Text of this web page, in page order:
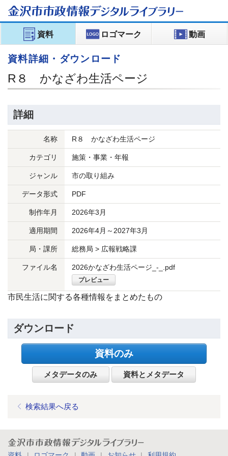
金沢市市政情報デジタルライブラリー
資料 ロゴマーク 動画
資料詳細・ダウンロード
R８ かなざわ生活ページ
詳細
名称 R８ かなざわ生活ページ
カテゴリ 施策・事業・年報
ジャンル 市の取り組み
データ形式 PDF
制作年月 2026年3月
適用期間 2026年4月～2027年3月
局・課所 総務局 > 広報戦略課
ファイル名 2026かなざわ生活ページ_-_.pdf
プレビュー
市民生活に関する各種情報をまとめたもの
ダウンロード
資料のみ
メタデータのみ 資料とメタデータ
検索結果へ戻る
金沢市市政情報デジタルライブラリー